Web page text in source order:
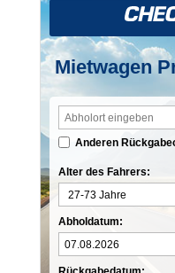
Mietwagen
Anderen
Alter des Fahrers:
Abholdatum: